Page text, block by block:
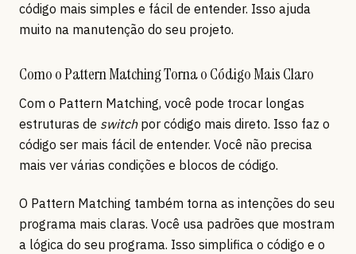
código mais simples e fácil de entender. Isso ajuda
muito na manutenção do seu projeto.
Como o Pattern Matching Torna o Código Mais Claro
Com o Pattern Matching, você pode trocar longas
estruturas de switchpor código mais direto. Isso faz o
código ser mais fácil de entender. Você não precisa
mais ver várias condições e blocos de código.
O Pattern Matching também torna as intenções do seu
programa mais claras. Você usa padrões que mostram
a lógica do seu programa. Isso simplifica o código e o